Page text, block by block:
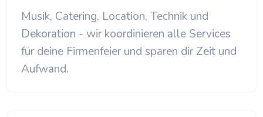
Musik, Catering, Location, Technik und
Dekoration - wir koordinieren alle Services
für deine Firmenfeier und sparen dir Zeit und
Aufwand.